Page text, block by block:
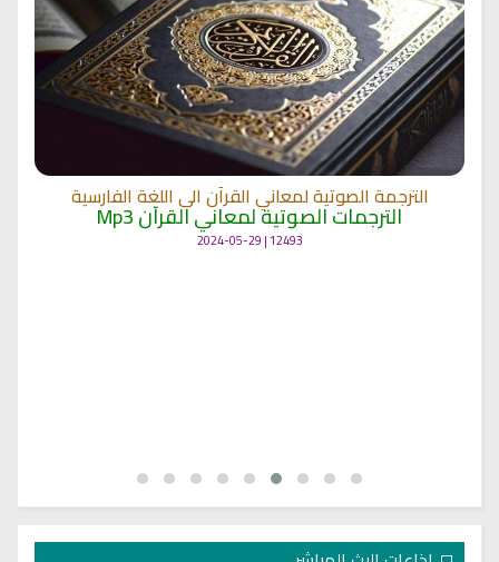
الترجمة الصوتية لمعاني القرآن الى اللغة الفارسية
الترجمات الصوتية لمعاني القرآن Mp3
12493 | 2024-05-29